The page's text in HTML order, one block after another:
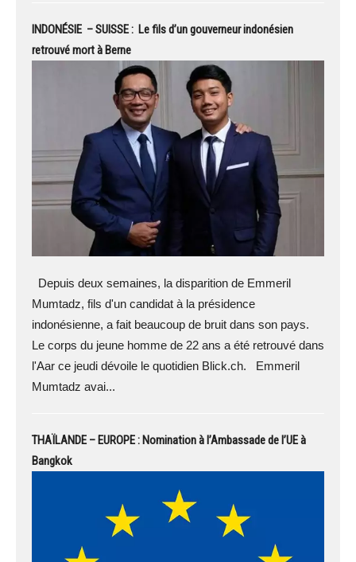
INDONÉSIE – SUISSE : Le fils d’un gouverneur indonésien
retrouvé mort à Berne
Depuis deux semaines, la disparition de Emmeril
Mumtadz, fils d'un candidat à la présidence
indonésienne, a fait beaucoup de bruit dans son pays.
Le corps du jeune homme de 22 ans a été retrouvé dans
l'Aar ce jeudi dévoile le quotidien Blick.ch. Emmeril
Mumtadz avai...
THAÏLANDE – EUROPE : Nomination à l’Ambassade de l’UE à
Bangkok